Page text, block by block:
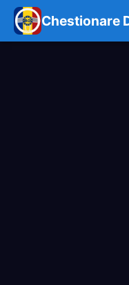
Chestionare